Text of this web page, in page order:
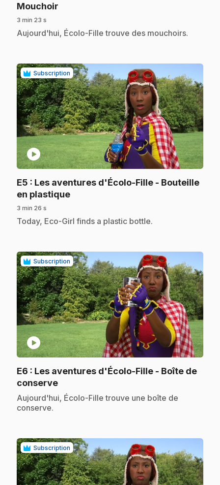
Mouchoir
3 min 23 s
.Aujourd'hui, Écolo-Fille trouve des mouchoirs.
Subscription
play_circle
E5 : Les aventures d'Écolo-Fille - Bouteille
en plastique.
3 min 26 s
.Today, Eco-Girl finds a plastic bottle.
Subscription
play_circle
E6 : Les aventures d'Écolo-Fille - Boîte de
conserve.
.Aujourd'hui, Écolo-Fille trouve une boîte de
conserve.
Subscription